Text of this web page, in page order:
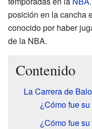
posición en la cancha
conocido por haber
de la NBA.
Contenido
La Carrera de
¿Cómo fue
¿Cómo fue